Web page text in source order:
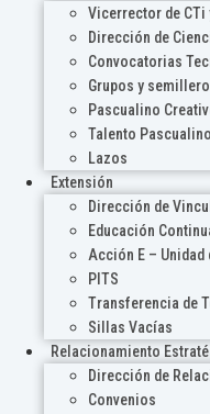
Vicerrector de CTi
Dirección de
Convocatorias
Grupos y
Pascualino
Talento Pascualino
Lazos
Extensión
Dirección de
Educación
Acción E – Unidad
PITS
Transferencia de
Sillas Vacías
Relacionamiento
Dirección de
Convenios